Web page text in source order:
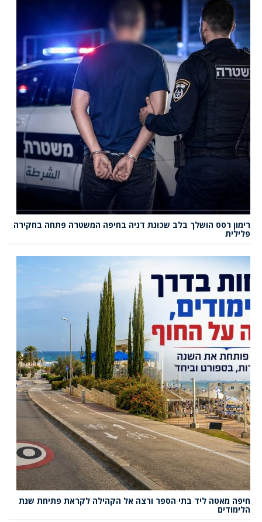
רימון רסס הושלך בלב שכונת דניה בחיפה המשטרה פתחה בחקירה
פלילית
חיפה מאטה ליד בתי הספר ורצה אל הקהילה לקראת פתיחת שנת
הלימודים